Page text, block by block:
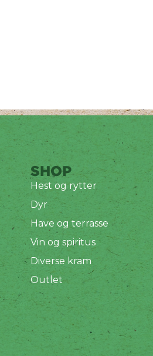
SHOP
Hest og rytter
Dyr
Have og terrasse
Vin og spiritus
Diverse kram
Outlet